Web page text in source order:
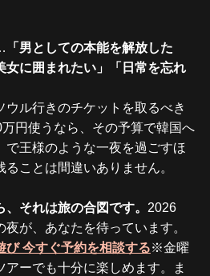
「男としての本能を解放した
女に囲まれたい」「日常を忘れ
ウル行きのチケットを取るべき
円使うなら、その予算で韓国へ
で王様のような一夜を過ごすほ
ことは間違いありません。
、それは旅の合図です。 2026
が、あなたを待っています。
び 今すぐ予約を相談する※金曜
ーでも十分に楽しめます。ま